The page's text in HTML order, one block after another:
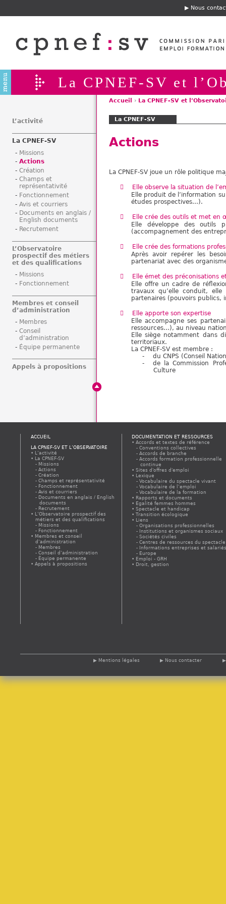
E
t
ê
e
Nous
La CPNEF-SV et
s
e
Accueil › La CPNEF-SV et
La CPNEF-SV
Actions
La CPNEF-SV joue un rôle politique
Elle observe la situation de
Elle produit de l’information
études prospectives…).
Elle crée des outils et met en
Elle développe des outils
(accompagnement des
Elle crée des formations
Après avoir repérer les
partenariat avec des
Elle émet des préconisations
Elle offre un cadre de
travaux qu’elle conduit,
partenaires (pouvoirs
Elle apporte son expertise
Elle accompagne ses
ressources…), au niveau
Elle siège notamment dans
territoriaux.
La CPNEF-SV est membre :
du CNPS (Conseil
de la Commission
Culture
L’activité
La CPNEF-SV
Missions
Actions
Création
Champs et
représentativité
Fonctionnement
Avis et courriers
Documents en anglais /
English documents
Recrutement
L’Observatoire
prospectif des métiers
et des qualifications
Missions
Fonctionnement
Membres et conseil
d’administration
Membres
Conseil
d’administration
Équipe permanente
Appels à propositions
ACCUEIL
LA CPNEF-SV ET L’OBSERVATOIRE
L’activité
La CPNEF-SV
Missions
Actions
Création
Champs et représentativité
Fonctionnement
Avis et courriers
Documents en anglais / English
documents
Recrutement
L’Observatoire prospectif des
métiers et des qualifications
Missions
Fonctionnement
Membres et conseil
d’administration
Membres
Conseil d’administration
Équipe permanente
Appels à propositions
DOCUMENTATION ET RESSOURCES
Accords et textes de référence
Conventions collectives
Accords de branche
Accords formation professionnelle
continue
Sites d'offres d'emploi
Lexique
Vocabulaire du spectacle vivant
Vocabulaire de l’emploi
Vocabulaire de la formation
Rapports et documents
Egalité femmes hommes
Spectacle et handicap
Transition écologique
Liens
Organisations professionnelles
Institutions et organismes sociaux
Sociétés civiles
Centres de ressources du spectacle
Informations entreprises et
Europe
Emploi - GRH
Droit, gestion
Mentions légales Nous contacter